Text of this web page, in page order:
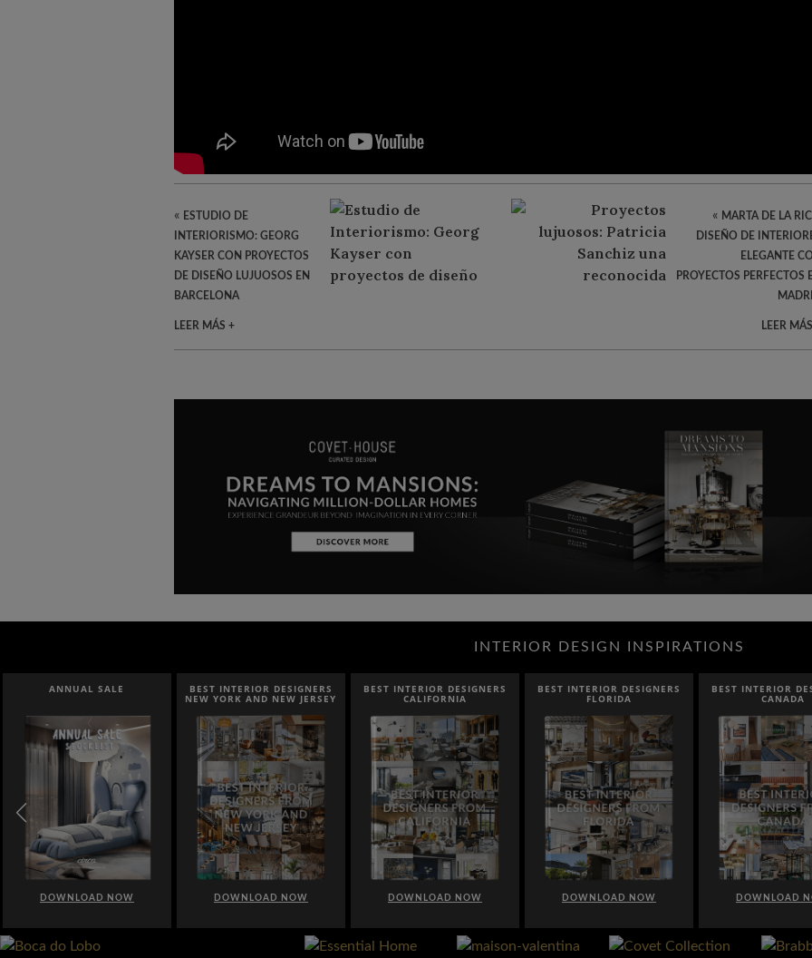
« ESTUDIO DE
INTERIORISMO: GEORG
KAYSER CON PROYECTOS
DE DISEÑO LUJUOSOS EN
BARCELONA
LEER MÁS +
« MARTA DE LA
DISEÑO DE
ELEGANTE
PROYECTOS PERFECTOS
LEER
INTERIOR DESIGN INSPIRATIONS
ANNUAL SALE
DOWNLOAD NOW
BEST INTERIOR DESIGNERS
NEW YORK AND NEW JERSEY
DOWNLOAD NOW
BEST INTERIOR DESIGNERS
CALIFORNIA
DOWNLOAD NOW
BEST INTERIOR DESIGNERS
FLORIDA
DOWNLOAD NOW
BEST INTERIOR
CANADA
DOWNLOAD